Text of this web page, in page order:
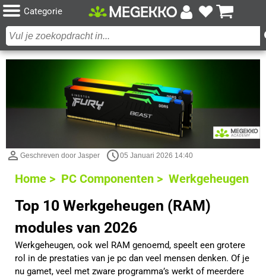
Categorie
Geschreven door Jasper 05 Januari 2026 14:40
Home > PC Componenten > Werkgeheugen
Top 10 Werkgeheugen (RAM)
modules van 2026
Werkgeheugen, ook wel RAM genoemd, speelt een grotere
rol in de prestaties van je pc dan veel mensen denken. Of je
nu gamet, veel met zware programma’s werkt of meerdere